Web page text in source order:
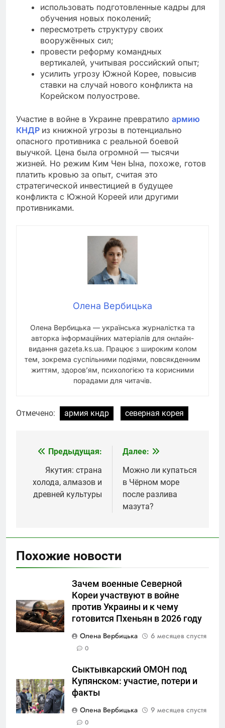
использовать подготовленные кадры для
обучения новых поколений;
пересмотреть структуру своих
вооружённых сил;
провести реформу командных
вертикалей, учитывая российский опыт;
усилить угрозу Южной Корее, повысив
ставки на случай нового конфликта на
Корейском полуострове.
Участие в войне в Украине превратило армию
КНДР из книжной угрозы в потенциально
опасного противника с реальной боевой
выучкой. Цена была огромной — тысячи
жизней. Но режим Ким Чен Ына, похоже, готов
платить кровью за опыт, считая это
стратегической инвестицией в будущее
конфликта с Южной Кореей или другими
противниками.
Олена Вербицька
Олена Вербицька — українська журналістка та
авторка інформаційних матеріалів для онлайн-
видання gazeta.ks.ua. Працює з широким колом
тем, зокрема суспільними подіями, повсякденним
життям, здоров’ям, психологією та корисними
порадами для читачів.
Отмечено: армия кндр северная корея
Навигация
записям
Предыдущая:
Якутия: страна
холода, алмазов и
древней культуры
Далее:
Можно ли купаться
в Чёрном море
после разлива
мазута?
Похожие новости
Зачем военные Северной
Кореи участвуют в войне
против Украины и к чему
готовится Пхеньян в 2026 году
Олена Вербицька
6 месяцев спустя
0
Сыктывкарский ОМОН под
Купянском: участие, потери и
факты
Олена Вербицька
9 месяцев спустя
0